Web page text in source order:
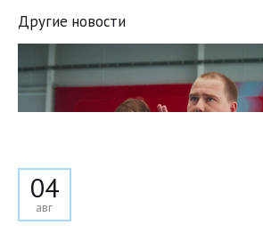
Другие новости
04
авг